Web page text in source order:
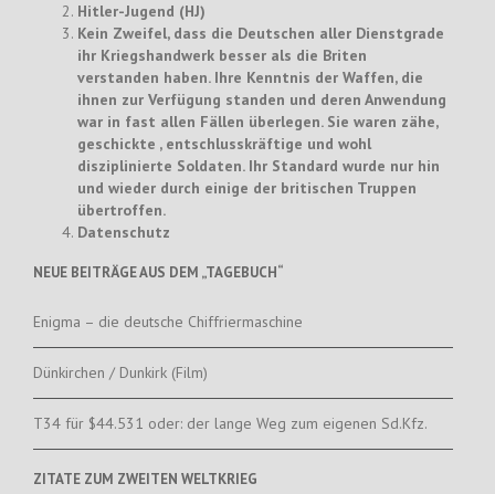
Hitler-Jugend (HJ)
Kein Zweifel, dass die Deutschen aller Dienstgrade
ihr Kriegshandwerk besser als die Briten
verstanden haben. Ihre Kenntnis der Waffen, die
ihnen zur Verfügung standen und deren Anwendung
war in fast allen Fällen überlegen. Sie waren zähe,
geschickte , entschlusskräftige und wohl
disziplinierte Soldaten. Ihr Standard wurde nur hin
und wieder durch einige der britischen Truppen
übertroffen.
Datenschutz
NEUE BEITRÄGE AUS DEM „TAGEBUCH“
Enigma – die deutsche Chiffriermaschine
Dünkirchen / Dunkirk (Film)
T34 für $44.531 oder: der lange Weg zum eigenen Sd.Kfz.
ZITATE ZUM ZWEITEN WELTKRIEG